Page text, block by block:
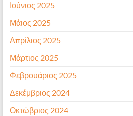
Ιούνιος 2025
Μάιος 2025
Απρίλιος 2025
Μάρτιος 2025
Φεβρουάριος 2025
Δεκέμβριος 2024
Οκτώβριος 2024